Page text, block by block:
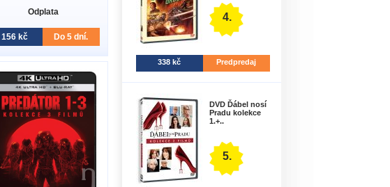
Odplata
156 kč Do 5 dní.
4.
338 kč Predpredaj
DVD Ďábel nosí
Pradu kolekce
1.+..
5.